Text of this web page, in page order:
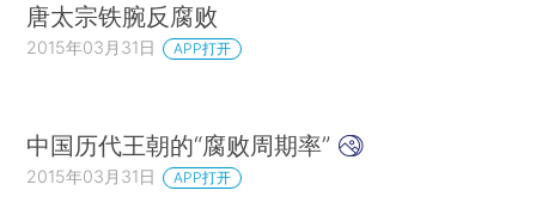
唐太宗铁腕反腐败
2015年03月31日 APP打开
中国历代王朝的“腐败周期率”
2015年03月31日 APP打开